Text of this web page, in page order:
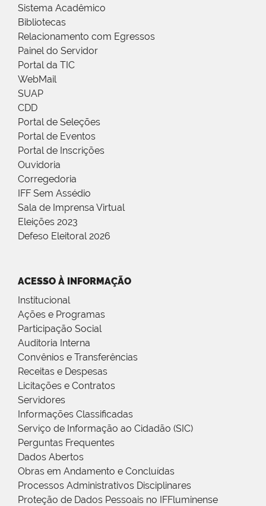
Sistema Acadêmico
Bibliotecas
Relacionamento com Egressos
Painel do Servidor
Portal da TIC
WebMail
SUAP
CDD
Portal de Seleções
Portal de Eventos
Portal de Inscrições
Ouvidoria
Corregedoria
IFF Sem Assédio
Sala de Imprensa Virtual
Eleições 2023
Defeso Eleitoral 2026
ACESSO À INFORMAÇÃO
Institucional
Ações e Programas
Participação Social
Auditoria Interna
Convênios e Transferências
Receitas e Despesas
Licitações e Contratos
Servidores
Informações Classificadas
Serviço de Informação ao Cidadão (SIC)
Perguntas Frequentes
Dados Abertos
Obras em Andamento e Concluídas
Processos Administrativos Disciplinares
Proteção de Dados Pessoais no IFFluminense